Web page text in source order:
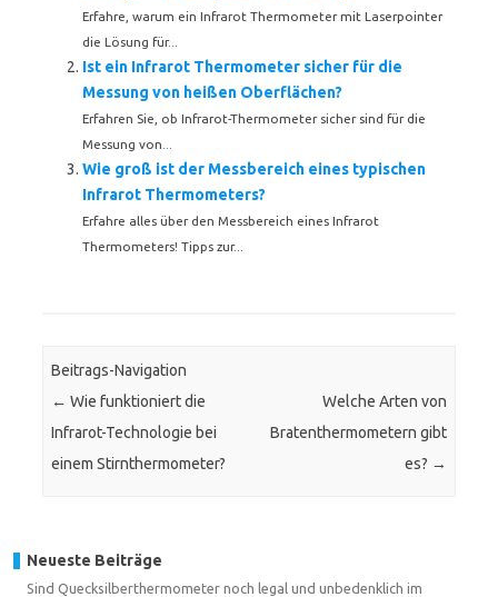
Erfahre, warum ein Infrarot Thermometer mit Laserpointer
die Lösung für...
Ist ein Infrarot Thermometer sicher für die
Messung von heißen Oberflächen?
Erfahren Sie, ob Infrarot-Thermometer sicher sind für die
Messung von...
Wie groß ist der Messbereich eines typischen
Infrarot Thermometers?
Erfahre alles über den Messbereich eines Infrarot
Thermometers! Tipps zur...
Beitrags-Navigation
← Wie funktioniert die
Infrarot-Technologie bei
einem Stirnthermometer?
Welche Arten von
Bratenthermometern gibt
es? →
Neueste Beiträge
Sind Quecksilberthermometer noch legal und unbedenklich im